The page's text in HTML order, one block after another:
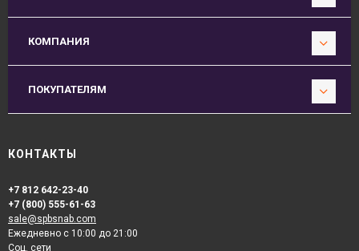
КОМПАНИЯ
ПОКУПАТЕЛЯМ
КОНТАКТЫ
+7 812 642-23-40
+7 (800) 555-61-63
sale@spbsnab.com
Ежедневно с 10:00 до 21:00
Соц. сети